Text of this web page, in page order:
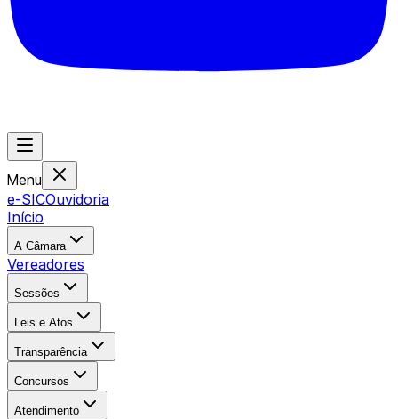
Menu
e-SICOuvidoria
Início
A Câmara
Vereadores
Sessões
Leis e Atos
Transparência
Concursos
Atendimento